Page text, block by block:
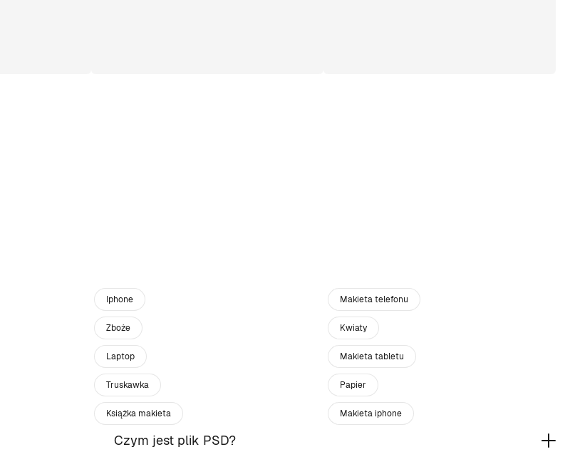
Iphone Makieta telefonu
Zboże Kwiaty
Laptop Makieta tabletu
Truskawka Papier
Książka makieta Makieta iphone
Czym jest plik PSD?